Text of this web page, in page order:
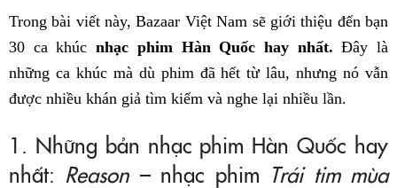
Trong bài viết này, Bazaar Việt Nam sẽ giới thiệu đến bạn
30 ca khúcnhạc phim Hàn Quốc hay nhất. Đây là
những ca khúc mà dù phim đã hết từ lâu, nhưng nó vẫn
được nhiều khán giả tìm kiếm và nghe lại nhiều lần.
1. Những bản nhạc phim Hàn Quốc hay
nhất: Reason – nhạc phim Trái tim mùa